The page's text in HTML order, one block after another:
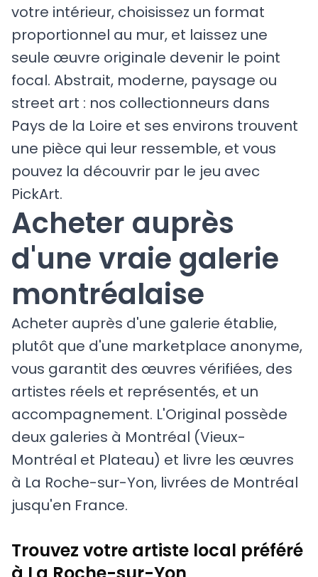
votre intérieur, choisissez un format
proportionnel au mur, et laissez une
seule œuvre originale devenir le point
focal. Abstrait, moderne, paysage ou
street art : nos collectionneurs dans
Pays de la Loire et ses environs trouvent
une pièce qui leur ressemble, et vous
pouvez la découvrir par le jeu avec
PickArt.
Acheter auprès
d'une vraie galerie
montréalaise
Acheter auprès d'une galerie établie,
plutôt que d'une marketplace anonyme,
vous garantit des œuvres vérifiées, des
artistes réels et représentés, et un
accompagnement. L'Original possède
deux galeries à Montréal (Vieux-
Montréal et Plateau) et livre les œuvres
à La Roche-sur-Yon, livrées de Montréal
jusqu'en France.
Trouvez votre artiste local préféré